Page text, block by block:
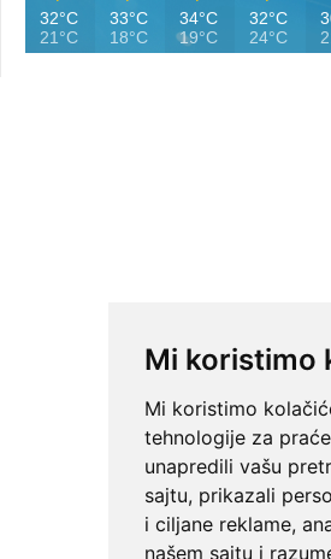
Mi koristimo
Mi koristimo
tehnologije za
unapredili vašu
sajtu, prikazali
i ciljane reklame,
našem sajtu i
32°C
21°C
33°C
18°C
34°C
19°C
32°C
24°C